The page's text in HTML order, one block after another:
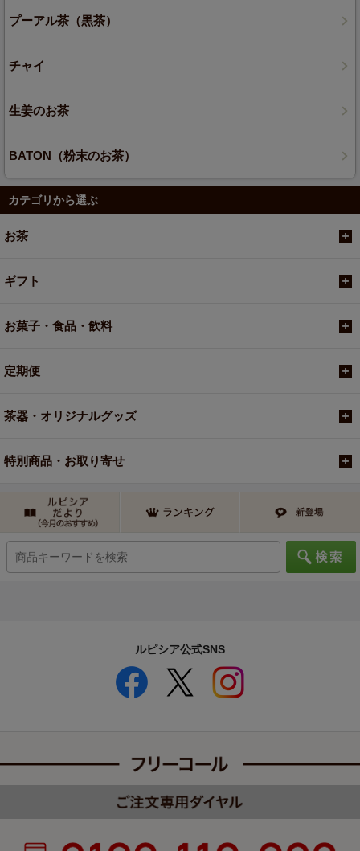
プーアル茶（黒茶）
チャイ
生姜のお茶
BATON（粉末のお茶）
カテゴリから選ぶ
お茶
ギフト
お菓子・食品・飲料
定期便
茶器・オリジナルグッズ
特別商品・お取り寄せ
ルピシア公式SNS